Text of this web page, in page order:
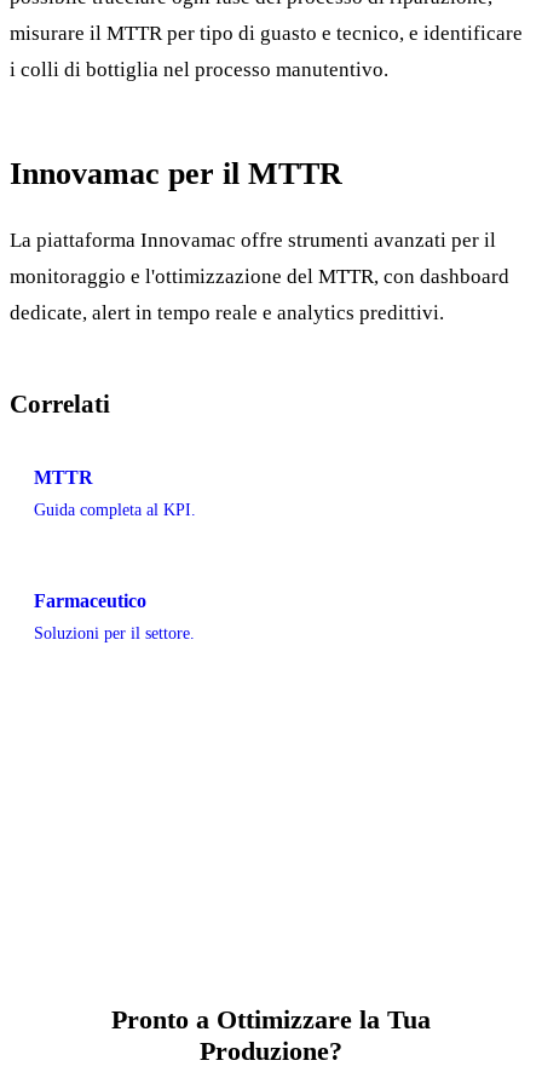
misurare il MTTR per tipo di guasto e tecnico, e identificare
i colli di bottiglia nel processo manutentivo.
Innovamac per il MTTR
La piattaforma Innovamac offre strumenti avanzati per il
monitoraggio e l'ottimizzazione del MTTR, con dashboard
dedicate, alert in tempo reale e analytics predittivi.
Correlati
MTTR
Guida completa al KPI.
Farmaceutico
Soluzioni per il settore.
Pronto a Ottimizzare la Tua
Produzione?